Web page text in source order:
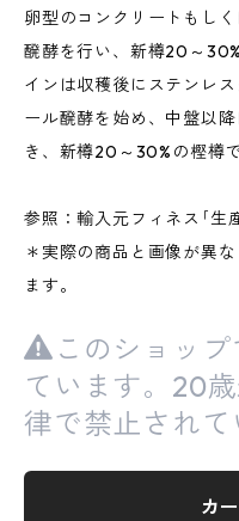
卵型のコンクリートもし
醗酵を行い、新樽20～
インは収穫後にステンレ
ール醗酵を始め、中盤以
き、新樽20～30%の樫樽
参照：輸入元フィネス｢生
＊実際の商品と画像が異
ます。
このショッ
ています。20
律で禁止されて
カ